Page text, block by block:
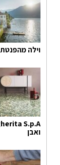
וילה
ואבן